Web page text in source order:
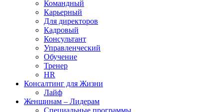
Командный
Карьерный
Для директоров
Кадровый
Консультант
Управленческий
Обучение
Тренер
HR
Консалтинг для Жизни
Лайф
Женщинам – Лидерам
Специальные программы